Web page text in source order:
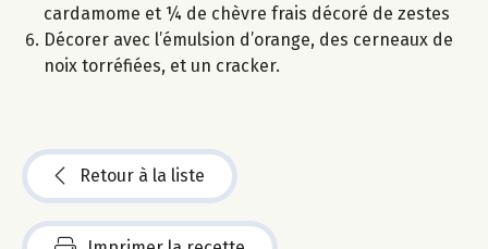
cardamome et ¼ de chèvre frais décoré de zestes
Décorer avec l’émulsion d’orange, des cerneaux de
noix torréfiées, et un cracker.
Retour à la liste